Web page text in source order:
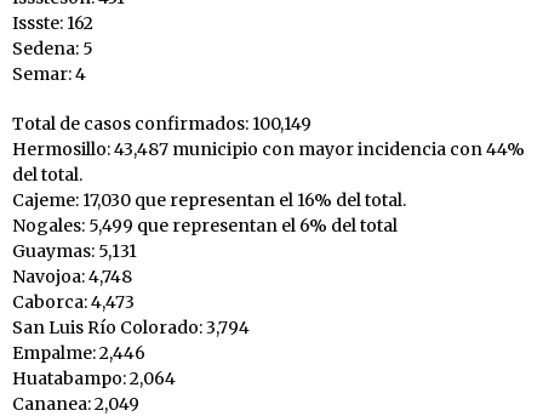
Issste: 162
Sedena: 5
Semar: 4
Total de casos confirmados: 100,149
Hermosillo: 43,487 municipio con mayor incidencia con 44%
del total.
Cajeme: 17,030 que representan el 16% del total.
Nogales: 5,499 que representan el 6% del total
Guaymas: 5,131
Navojoa: 4,748
Caborca: 4,473
San Luis Río Colorado: 3,794
Empalme: 2,446
Huatabampo: 2,064
Cananea: 2,049